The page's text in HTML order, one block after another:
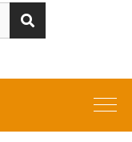
for: